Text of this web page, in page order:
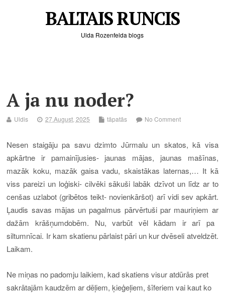
BALTAIS RUNCIS
Ulda Rozenfelda blogs
A ja nu noder?
Uldis 27.August, 2025 tāpatās No Comment
Nesen staigāju pa savu dzimto Jūrmalu un skatos, kā visa
apkārtne ir pamainījusies- jaunas mājas, jaunas mašīnas,
mazāk koku, mazāk gaisa vadu, skaistākas laternas,… It kā
viss pareizi un loģiski- cilvēki sākuši labāk dzīvot un līdz ar to
cenšas uzlabot (gribētos teikt- novienkāršot) arī vidi sev apkārt.
Ļaudis savas mājas un pagalmus pārvērtuši par mauriņiem ar
dažām krāšņumdobēm. Nu, varbūt vēl kādam ir arī pa
siltumnīcai. Ir kam skatienu pārlaist pāri un kur dvēseli atveldzēt.
Laikam.
Ne miņas no padomju laikiem, kad skatiens visur atdūrās pret
sakrātajām kaudzēm ar dēļiem, ķieģeļiem, šīferiem vai kaut ko